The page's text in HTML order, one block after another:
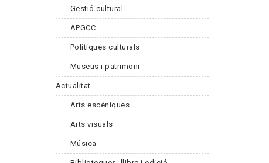
Gestió cultural
APGCC
Polítiques culturals
Museus i patrimoni
Actualitat
Arts escèniques
Arts visuals
Música